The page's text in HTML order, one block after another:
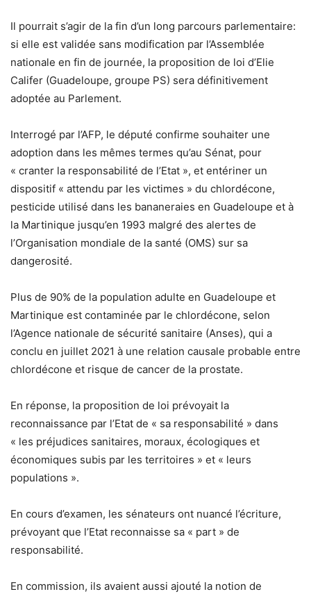
Il pourrait s’agir de la fin d’un long parcours parlementaire:
si elle est validée sans modification par l’Assemblée
nationale en fin de journée, la proposition de loi d’Elie
Califer (Guadeloupe, groupe PS) sera définitivement
adoptée au Parlement.
Interrogé par l’AFP, le député confirme souhaiter une
adoption dans les mêmes termes qu’au Sénat, pour
« cranter la responsabilité de l’Etat », et entériner un
dispositif « attendu par les victimes » du chlordécone,
pesticide utilisé dans les bananeraies en Guadeloupe et à
la Martinique jusqu’en 1993 malgré des alertes de
l’Organisation mondiale de la santé (OMS) sur sa
dangerosité.
Plus de 90% de la population adulte en Guadeloupe et
Martinique est contaminée par le chlordécone, selon
l’Agence nationale de sécurité sanitaire (Anses), qui a
conclu en juillet 2021 à une relation causale probable entre
chlordécone et risque de cancer de la prostate.
En réponse, la proposition de loi prévoyait la
reconnaissance par l’Etat de « sa responsabilité » dans
« les préjudices sanitaires, moraux, écologiques et
économiques subis par les territoires » et « leurs
populations ».
En cours d’examen, les sénateurs ont nuancé l’écriture,
prévoyant que l’Etat reconnaisse sa « part » de
responsabilité.
En commission, ils avaient aussi ajouté la notion de